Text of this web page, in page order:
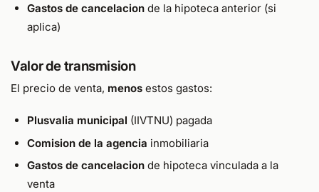
Gastos de cancelacionde la hipoteca anterior (si
aplica)
Valor de transmision
El precio de venta, menos estos gastos:
Plusvalia municipal (IIVTNU) pagada
Comision de la agencia inmobiliaria
Gastos de cancelacionde hipoteca vinculada a la
venta